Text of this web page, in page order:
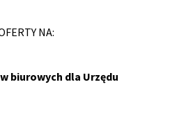
NA:
biurowych dla Urzędu